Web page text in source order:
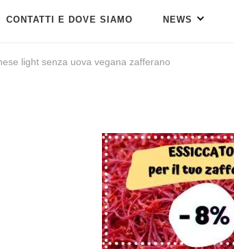
CONTATTI E DOVE SIAMO NEWS
light senza uova vegana zafferano